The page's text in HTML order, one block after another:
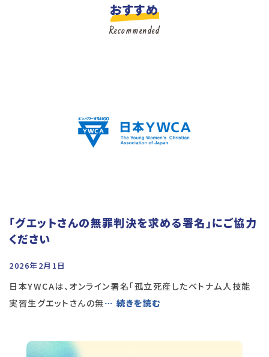
おすすめ
Recommended
「グエットさんの無罪判決を求める署名」にご協力
ください
2026年2月1日
日本YWCAは、オンライン署名「孤立死産したベトナム人技能
実習生グエットさんの無 … 続きを読む